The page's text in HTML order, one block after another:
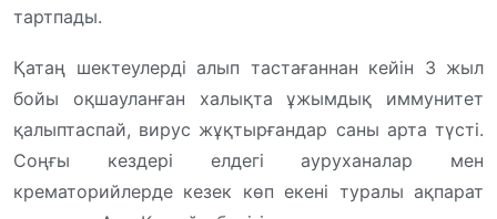
тартпады.
Қатаң шектеулерді алып тастағаннан кейін 3 жыл
бойы оқшауланған халықта ұжымдық иммунитет
қалыптаспай, вирус жұқтырғандар саны арта түсті.
Соңғы кездері елдегі ауруханалар мен
крематорийлерде кезек көп екені туралы ақпарат